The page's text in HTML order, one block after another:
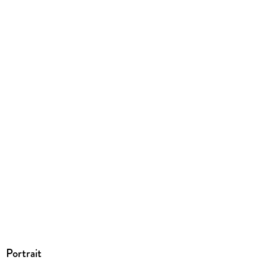
Portrait